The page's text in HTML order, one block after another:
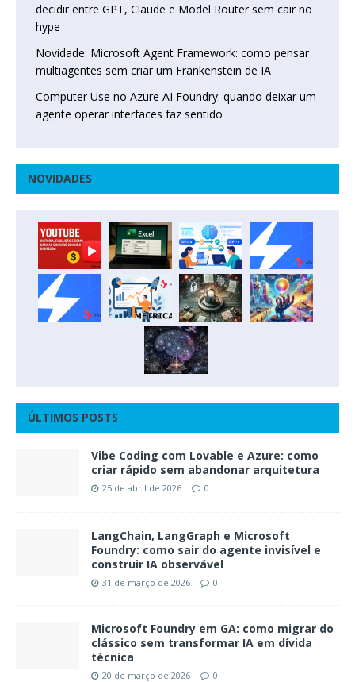
decidir entre GPT, Claude e Model Router sem cair no
hype
Novidade: Microsoft Agent Framework: como pensar
multiagentes sem criar um Frankenstein de IA
Computer Use no Azure AI Foundry: quando deixar um
agente operar interfaces faz sentido
NOVIDADES
ÚLTIMOS POSTS
Vibe Coding com Lovable e Azure: como
criar rápido sem abandonar arquitetura
25 de abril de 2026 0
LangChain, LangGraph e Microsoft
Foundry: como sair do agente invisível e
construir IA observável
31 de março de 2026 0
Microsoft Foundry em GA: como migrar do
clássico sem transformar IA em dívida
técnica
20 de março de 2026 0